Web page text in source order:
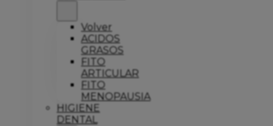
Volver
ACIDOS
GRASOS
FITO
ARTICULAR
FITO
MENOPAUSIA
HIGIENE
DENTAL